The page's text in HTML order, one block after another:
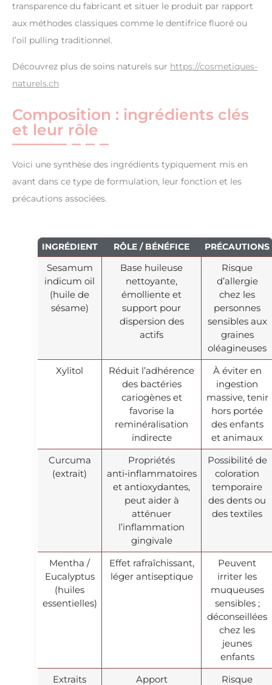
transparence du fabricant et situer le produit par rapport
aux méthodes classiques comme le dentifrice fluoré ou
l’oil pulling traditionnel.
Découvrez plus de soins naturels sur https://cosmetiques-
naturels.ch
Composition : ingrédients clés
et leur rôle
Voici une synthèse des ingrédients typiquement mis en
avant dans ce type de formulation, leur fonction et les
précautions associées.
INGRÉDIENT RÔLE / BÉNÉFICE PRÉCAUTIONS
Sesamum
indicum oil
(huile de
sésame)
Base huileuse
nettoyante,
émolliente et
support pour
dispersion des
actifs
Risque
d’allergie
chez les
personnes
sensibles aux
graines
oléagineuses
Xylitol
Réduit l’adhérence
des bactéries
cariogènes et
favorise la
reminéralisation
indirecte
À éviter en
ingestion
massive, tenir
hors portée
des enfants
et animaux
Curcuma
(extrait)
Propriétés
anti‑inflammatoires
et antioxydantes,
peut aider à
atténuer
l’inflammation
gingivale
Possibilité de
coloration
temporaire
des dents ou
des textiles
Mentha /
Eucalyptus
(huiles
essentielles)
Effet rafraîchissant,
léger antiseptique
Peuvent
irriter les
muqueuses
sensibles ;
déconseillées
chez les
jeunes
enfants
Extraits
Apport Risque